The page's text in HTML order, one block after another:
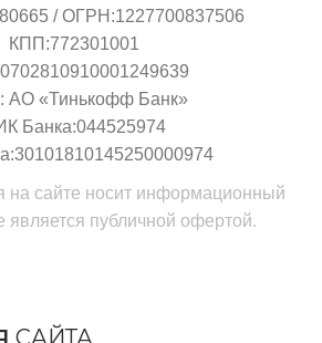
/ ОГРН:1227700837506
КПП:772301001
АО «Тинькофф Банк»
Банка:044525974
на сайте носит информационный
является публичной офертой.
САЙТА